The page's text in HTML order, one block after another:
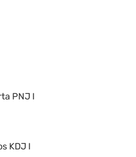
PNJ I
KDJ I